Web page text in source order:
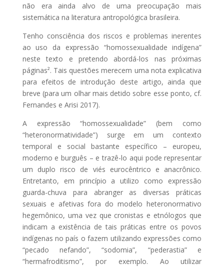
não era ainda alvo de uma preocupação mais
sistemática na literatura antropológica brasileira.
Tenho consciência dos riscos e problemas inerentes
ao uso da expressão “homossexualidade indígena”
neste texto e pretendo abordá-los nas próximas
páginas². Tais questões merecem uma nota explicativa
para efeitos de introdução deste artigo, ainda que
breve (para um olhar mais detido sobre esse ponto, cf.
Fernandes e Arisi 2017).
A expressão “homossexualidade” (bem como
“heteronormatividade”) surge em um contexto
temporal e social bastante específico – europeu,
moderno e burguês – e trazê-lo aqui pode representar
um duplo risco de viés eurocêntrico e anacrônico.
Entretanto, em princípio a utilizo como expressão
guarda-chuva para abranger as diversas práticas
sexuais e afetivas fora do modelo heteronormativo
hegemônico, uma vez que cronistas e etnólogos que
indicam a existência de tais práticas entre os povos
indígenas no país o fazem utilizando expressões como
“pecado nefando”, “sodomia”, “pederastia” e
“hermafroditismo”, por exemplo. Ao utilizar